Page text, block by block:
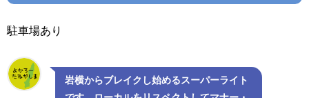
駐車場あり
岩横からブレイクし始めるスーパーライト